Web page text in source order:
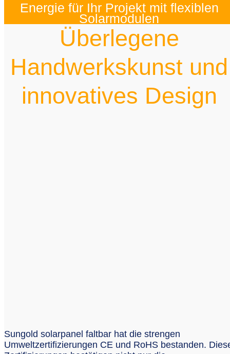
Energie für Ihr Projekt mit flexiblen
Solarmodulen
Überlegene
Handwerkskunst und
innovatives Design
Sungold solarpanel faltbar hat die strengen
Umweltzertifizierungen CE und RoHS bestanden.